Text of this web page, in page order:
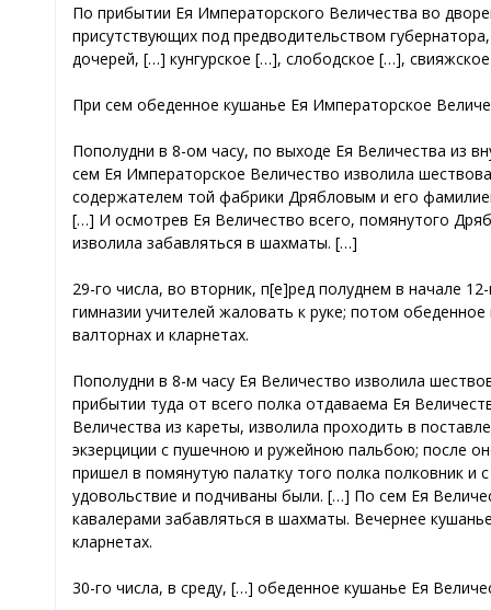
По прибытии Ея Императорского Величества во
присутствующих под предводительством
дочерей, […] кунгурское […], слободское […],
При сем обеденное кушанье Ея Императорское
Пополудни в 8-ом часу, по выходе Ея Величества из
сем Ея Императорское Величество изволила
содержателем той фабрики Дрябловым и его
[…] И осмотрев Ея Величество всего, помянутого
изволила забавляться в шахматы. […]
29-го числа, во вторник, п[е]ред полуднем в начале
гимназии учителей жаловать к руке; потом
валторнах и кларнетах.
Пополудни в 8-м часу Ея Величество изволила
прибытии туда от всего полка отдаваема Ея
Величества из кареты, изволила проходить в
экзерциции с пушечною и ружейною пальбою; после
пришел в помянутую палатку того полка полковник
удовольствие и подчиваны были. […] По сем Ея
кавалерами забавляться в шахматы. Вечернее
кларнетах.
30-го числа, в среду, […] обеденное кушанье Ея